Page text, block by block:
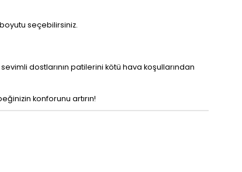
seçebilirsiniz.
dostlarının patilerini kötü hava koşullarından
konforunu artırın!